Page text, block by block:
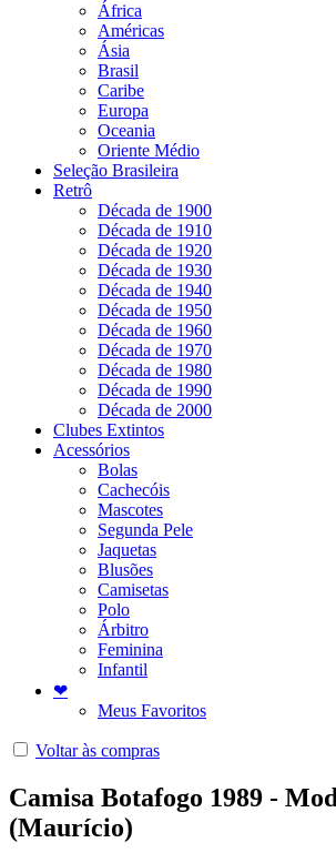
África
Américas
Ásia
Brasil
Caribe
Europa
Oceania
Oriente Médio
Seleção Brasileira
Retrô
Década de 1900
Década de 1910
Década de 1920
Década de 1930
Década de 1940
Década de 1950
Década de 1960
Década de 1970
Década de 1980
Década de 1990
Década de 2000
Clubes Extintos
Acessórios
Bolas
Cachecóis
Mascotes
Segunda Pele
Jaquetas
Blusões
Camisetas
Polo
Árbitro
Feminina
Infantil
❤
Meus Favoritos
Voltar às compras
Camisa Botafogo 1989 -
(Maurício)